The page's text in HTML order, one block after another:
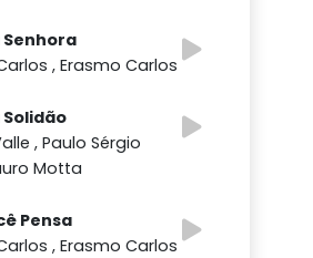
Senhora
, Erasmo Carlos
Solidão
, Paulo Sérgio
Motta
Pensa
, Erasmo Carlos